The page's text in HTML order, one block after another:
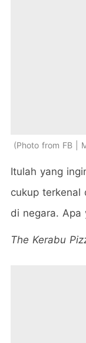
Photo from FB |
Itulah yang
cukup terkenal
di negara. Apa
The Kerabu